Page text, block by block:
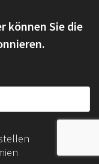
können Sie die